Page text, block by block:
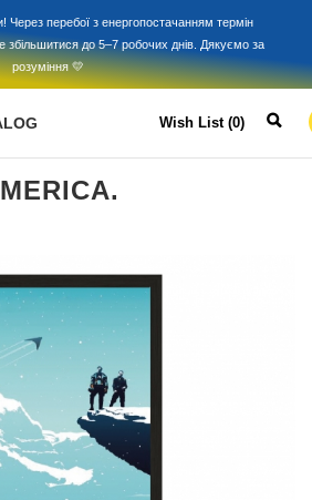
перебої з енергопостачанням термін
до 5–7 робочих днів. Дякуємо за
розуміння 💛
Wish List (0)